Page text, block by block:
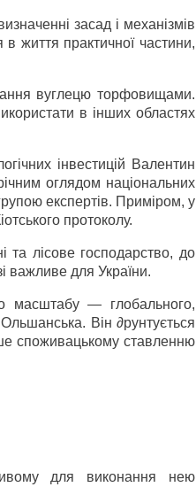
засад і механізмів
життя практичної частини,
вуглецю торфовищами.
в інших областях
інвестицій Валентин
оглядом національних
експертів. Приміром, у
протоколу.
та лісове господарство, до
важливе для України.
масштабу — глобального,
Він ∂рунтується
споживацькому ставленню
для виконання нею